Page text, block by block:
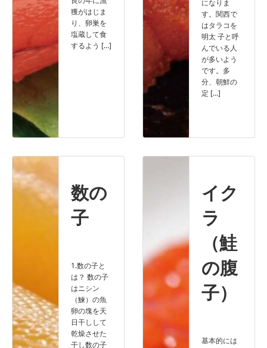
獲がはじま
り、卵巣を
塩蔵して食
するよう […]
になりま
す。関西で
はタラコを
明太 子と呼
んでいる人
が多いよう
です。多
分、朝鮮の
定 […]
数の
子
1.数の子と
は？ 数の子
はニシン
（鰊）の魚
卵の塊を天
日干しして
乾燥させた
干し数の子
イク
ラ
（鮭
の腹
子）
基本的には